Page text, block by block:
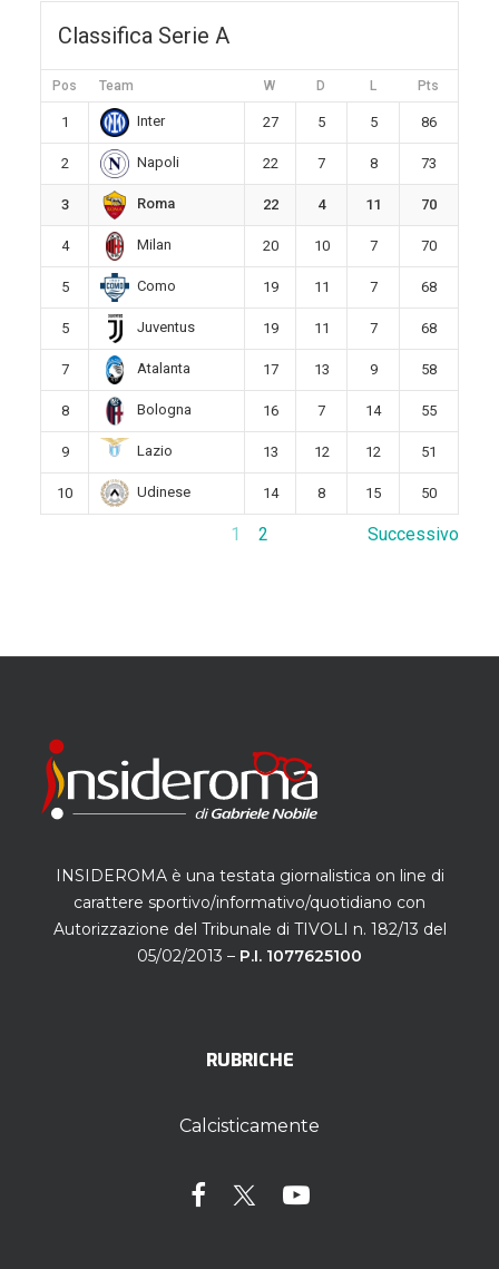
Classifica Serie A
Pos Team W D L Pts
1 Inter 27 5 5 86
2 Napoli 22 7 8 73
3 Roma 22 4 11 70
4 Milan 20 10 7 70
5 Como 19 11 7 68
5 Juventus 19 11 7 68
7 Atalanta 17 13 9 58
8 Bologna 16 7 14 55
9 Lazio 13 12 12 51
10 Udinese 14 8 15 50
1 2 Successivo
INSIDEROMA è una testata giornalistica on line di
carattere sportivo/informativo/quotidiano con
Autorizzazione del Tribunale di TIVOLI n. 182/13 del
05/02/2013 – P.I. 1077625100
RUBRICHE
Calcisticamente